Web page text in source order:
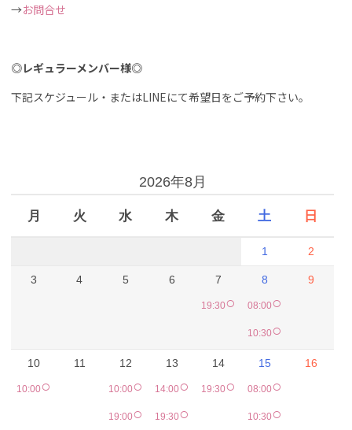
→お問合せ
◎レギュラーメンバー様◎
下記スケジュール・またはLINEにて希望日をご予約下さい。
2026年8月
月 火 水 木 金 土 日
1 2
3 4 5 6 7
19:30○
8
08:00○
10:30○
9
10
10:00○
11 12
10:00○
19:00○
13
14:00○
19:30○
14
19:30○
15
08:00○
10:30○
16